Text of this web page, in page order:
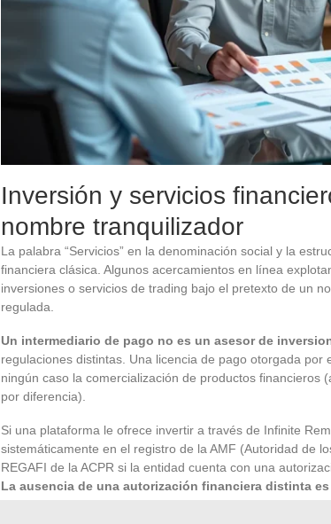
Inversión y servicios
nombre tranquilizador
La palabra “Servicios” en la denominación social y la
financiera clásica. Algunos acercamientos en línea
inversiones o servicios de trading bajo el pretexto de un
regulada.
Un intermediario de pago no es un asesor de
regulaciones distintas. Una licencia de pago otorgada por
ningún caso la comercialización de productos financieros
por diferencia).
Si una plataforma le ofrece invertir a través de Infinite
sistemáticamente en el registro de la AMF (Autoridad de
REGAFI de la ACPR si la entidad cuenta con una
La ausencia de una autorización financiera distinta